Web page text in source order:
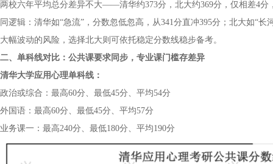
两校六年平均总分差异不大——清华约373分，北大约369分，仅相差4
同逻辑：清华如“急流”，分数忽低忽高，从341分直冲395分；北大如“
大幅波动的风险，选择北大则可依托稳定分数线稳步备考。
二、单科线对比：公共课要求同步，专业课门槛存差异
清华大学应用心理单科线：
政治或综合：最高60分、最低45分、平均54分
外国语：最高60分、最低45分、平均57分
业务课一：最高240分、最低180分、平均190分